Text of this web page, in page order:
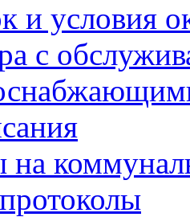
и условия
с